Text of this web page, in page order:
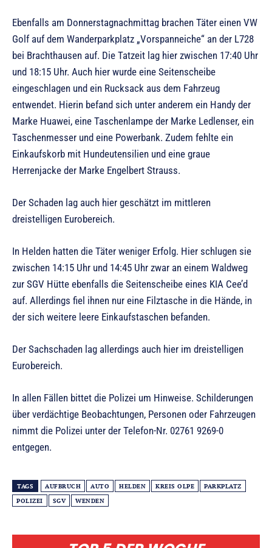
Ebenfalls am Donnerstagnachmittag brachen Täter einen VW
Golf auf dem Wanderparkplatz „Vorspanneiche“ an der L728
bei Brachthausen auf. Die Tatzeit lag hier zwischen 17:40 Uhr
und 18:15 Uhr. Auch hier wurde eine Seitenscheibe
eingeschlagen und ein Rucksack aus dem Fahrzeug
entwendet. Hierin befand sich unter anderem ein Handy der
Marke Huawei, eine Taschenlampe der Marke Ledlenser, ein
Taschenmesser und eine Powerbank. Zudem fehlte ein
Einkaufskorb mit Hundeutensilien und eine graue
Herrenjacke der Marke Engelbert Strauss.
Der Schaden lag auch hier geschätzt im mittleren
dreistelligen Eurobereich.
In Helden hatten die Täter weniger Erfolg. Hier schlugen sie
zwischen 14:15 Uhr und 14:45 Uhr zwar an einem Waldweg
zur SGV Hütte ebenfalls die Seitenscheibe eines KIA Cee’d
auf. Allerdings fiel ihnen nur eine Filztasche in die Hände, in
der sich weitere leere Einkaufstaschen befanden.
Der Sachschaden lag allerdings auch hier im dreistelligen
Eurobereich.
In allen Fällen bittet die Polizei um Hinweise. Schilderungen
über verdächtige Beobachtungen, Personen oder Fahrzeugen
nimmt die Polizei unter der Telefon-Nr. 02761 9269-0
entgegen.
TAGS AUFBRUCH AUTO HELDEN KREIS OLPE
PARKPLATZ
POLIZEI
SGV WENDEN